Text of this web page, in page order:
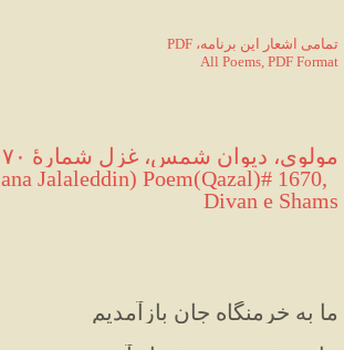
PDF ،تمامی اشعار این برنامه
All Poems, PDF Format
مولوی، دیوان شمس، غزل شمارهٔ ۱۶۷۰
Jalaleddin) Poem(Qazal)# 1670,
Divan e Shams
ما به خرمنگاه جان بازآمدیم